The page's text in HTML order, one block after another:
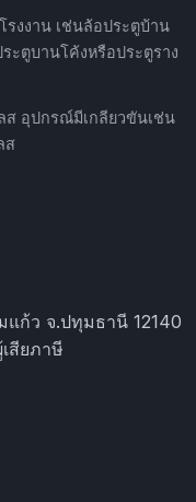
รงงาน เช่นล้อประตูบ้าน
ะตูบานโค้งหรือประตูราง
ส อุปกรณ์มีเกลียวขันเช่น
ส
ก้ว จ.ปทุมธานี 12140
สียภาษี